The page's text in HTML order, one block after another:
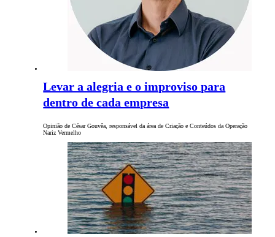
Levar a alegria e o improviso para
dentro de cada empresa
Opinião de César Gouvêa, responsável da área de Criação e Conteúdos da Operação
Nariz Vermelho